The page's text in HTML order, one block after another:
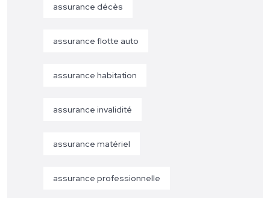
assurance décès
assurance flotte auto
assurance habitation
assurance invalidité
assurance matériel
assurance professionnelle